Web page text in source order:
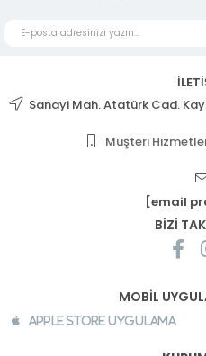
Sanayi Mah. Atatürk Cad.
Müşteri
[email
BİZİ
MOBİL
Apple Store Uygulama